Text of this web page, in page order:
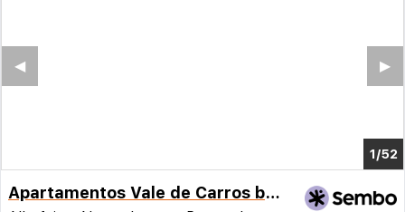
1/48
▶︎
◀︎
Apartamentos Vale de Carros by Portugalferias